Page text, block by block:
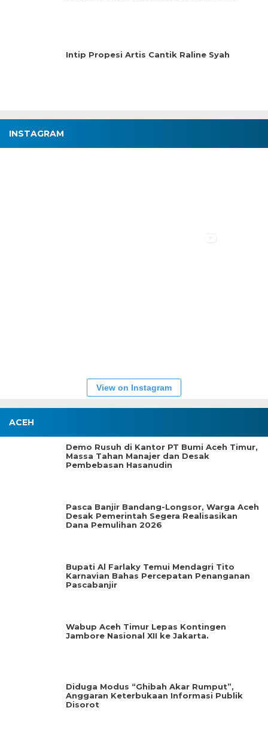
Intip Propesi Artis Cantik Raline Syah
INSTAGRAM
View on Instagram
ACEH
Demo Rusuh di Kantor PT Bumi Aceh Timur,
Massa Tahan Manajer dan Desak
Pembebasan Hasanudin
Pasca Banjir Bandang-Longsor, Warga Aceh
Desak Pemerintah Segera Realisasikan
Dana Pemulihan 2026
Bupati Al Farlaky Temui Mendagri Tito
Karnavian Bahas Percepatan Penanganan
Pascabanjir
Wabup Aceh Timur Lepas Kontingen
Jambore Nasional XII ke Jakarta.
Diduga Modus “Ghibah Akar Rumput”,
Anggaran Keterbukaan Informasi Publik
Disorot